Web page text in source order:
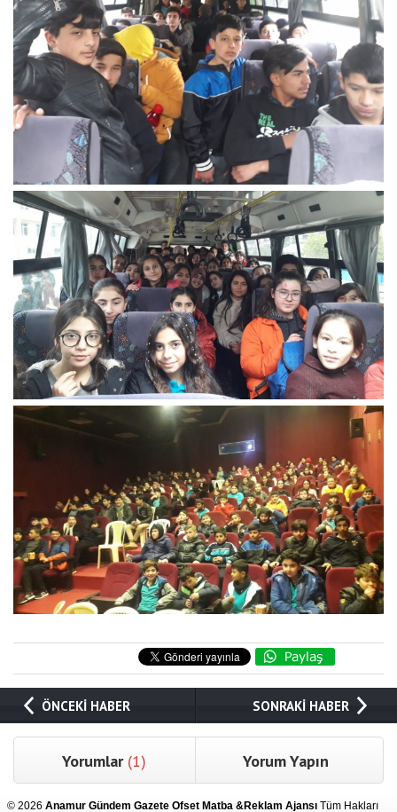
ÖNCEKİ HABER SONRAKİ HABER
Yorumlar (1) Yorum Yapın
© 2026 Anamur Gündem Gazete Ofset Matba &Reklam Ajansı Tüm Hakları